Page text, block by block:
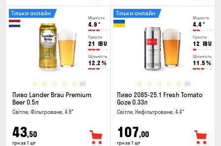
Міцність
4.9 °
Гіркота
21 IBU
Щільність
12.2 %
(0)
Тільки онлайн
Пиво Lander Brau Premium
Beer 0.5л
Світле, Фільтроване, 4.9°
43,50
грн за 1 шт
Міцність
4.4°
Гіркота
12 IBU
Щільність
11.5 %
(0)
Тільки онлайн
Пиво 2085-25.1 Fresh Tomato
Goze 0.33л
Світле, Нефільтроване, 4.4°
107,00
грн за 1 шт